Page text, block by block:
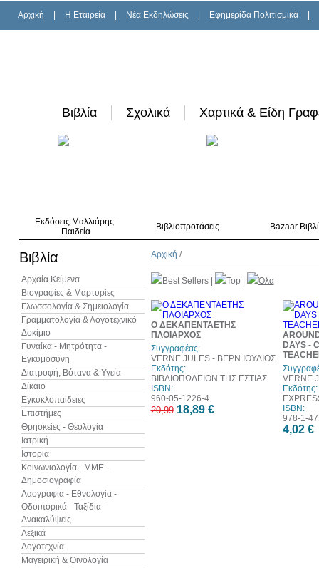
Αρχική H Εταιρεία Νέα Εκδηλώσεις Εφημερίδα Πολιτισμικά
Βιβλία Σχολικά Χαρτικά & Είδη
Εκδόσεις Μαλλιάρης-
Παιδεία
Βιβλιοπροτάσεις Bazaar
Βιβλία
Αρχαία Κείμενα
Βιογραφίες & Μαρτυρίες
Γλωσσολογία & Σημειολογία
Γραμματολογία & Λογοτεχνικό
Δοκίμιο
Γυναίκα - Μητρότητα -
Εγκυμοσύνη
Διατροφή, Βότανα & Υγεία
Δίκαιο
Εγκυκλοπαίδειες
Επιστήμες
Θρησκείες - Θεολογία
Ιατρική
Ιστορία
Κοινωνιολογία - ΜΜΕ -
Δημοσιογραφία
Λαογραφία - Εθνολογία -
Οδοιπορικά - Ταξίδια -
Ανακαλύψεις
Λεξικά
Λογοτεχνία
Μαγειρική & Οινολογία
Αρχική /
Best Sellers| Top Όλα
10%
Ο ΔΕΚΑΠΕΝΤΑΕΤΗΣ
ΠΛΟΙΑΡΧΟΣ
Συγγραφέας:
VERNE JULES - ΒΕΡΝ ΙΟΥΛΙΟΣ
Εκδότης:
ΒΙΒΛΙΟΠΩΛΕΙΟΝ ΤΗΣ ΕΣΤΙΑΣ
ISBN:
960-05-1226-4
20,99 18,89 €
DAYS -
VERNE
Εκδότης:
ISBN:
978-1-
4,02 €